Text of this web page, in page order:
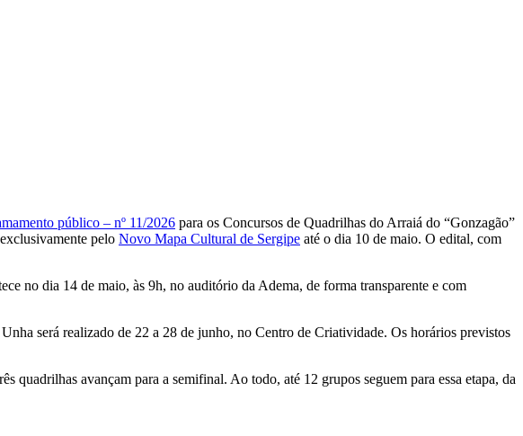
público – nº 11/2026 para os Concursos de Quadrilhas do Arraiá do “Gonzagão”
pelo Novo Mapa Cultural de Sergipe até o dia 10 de maio. O edital, com
no dia 14 de maio, às 9h, no auditório da Adema, de forma transparente e com
será realizado de 22 a 28 de junho, no Centro de Criatividade. Os horários previstos
quadrilhas avançam para a semifinal. Ao todo, até 12 grupos seguem para essa etapa, da